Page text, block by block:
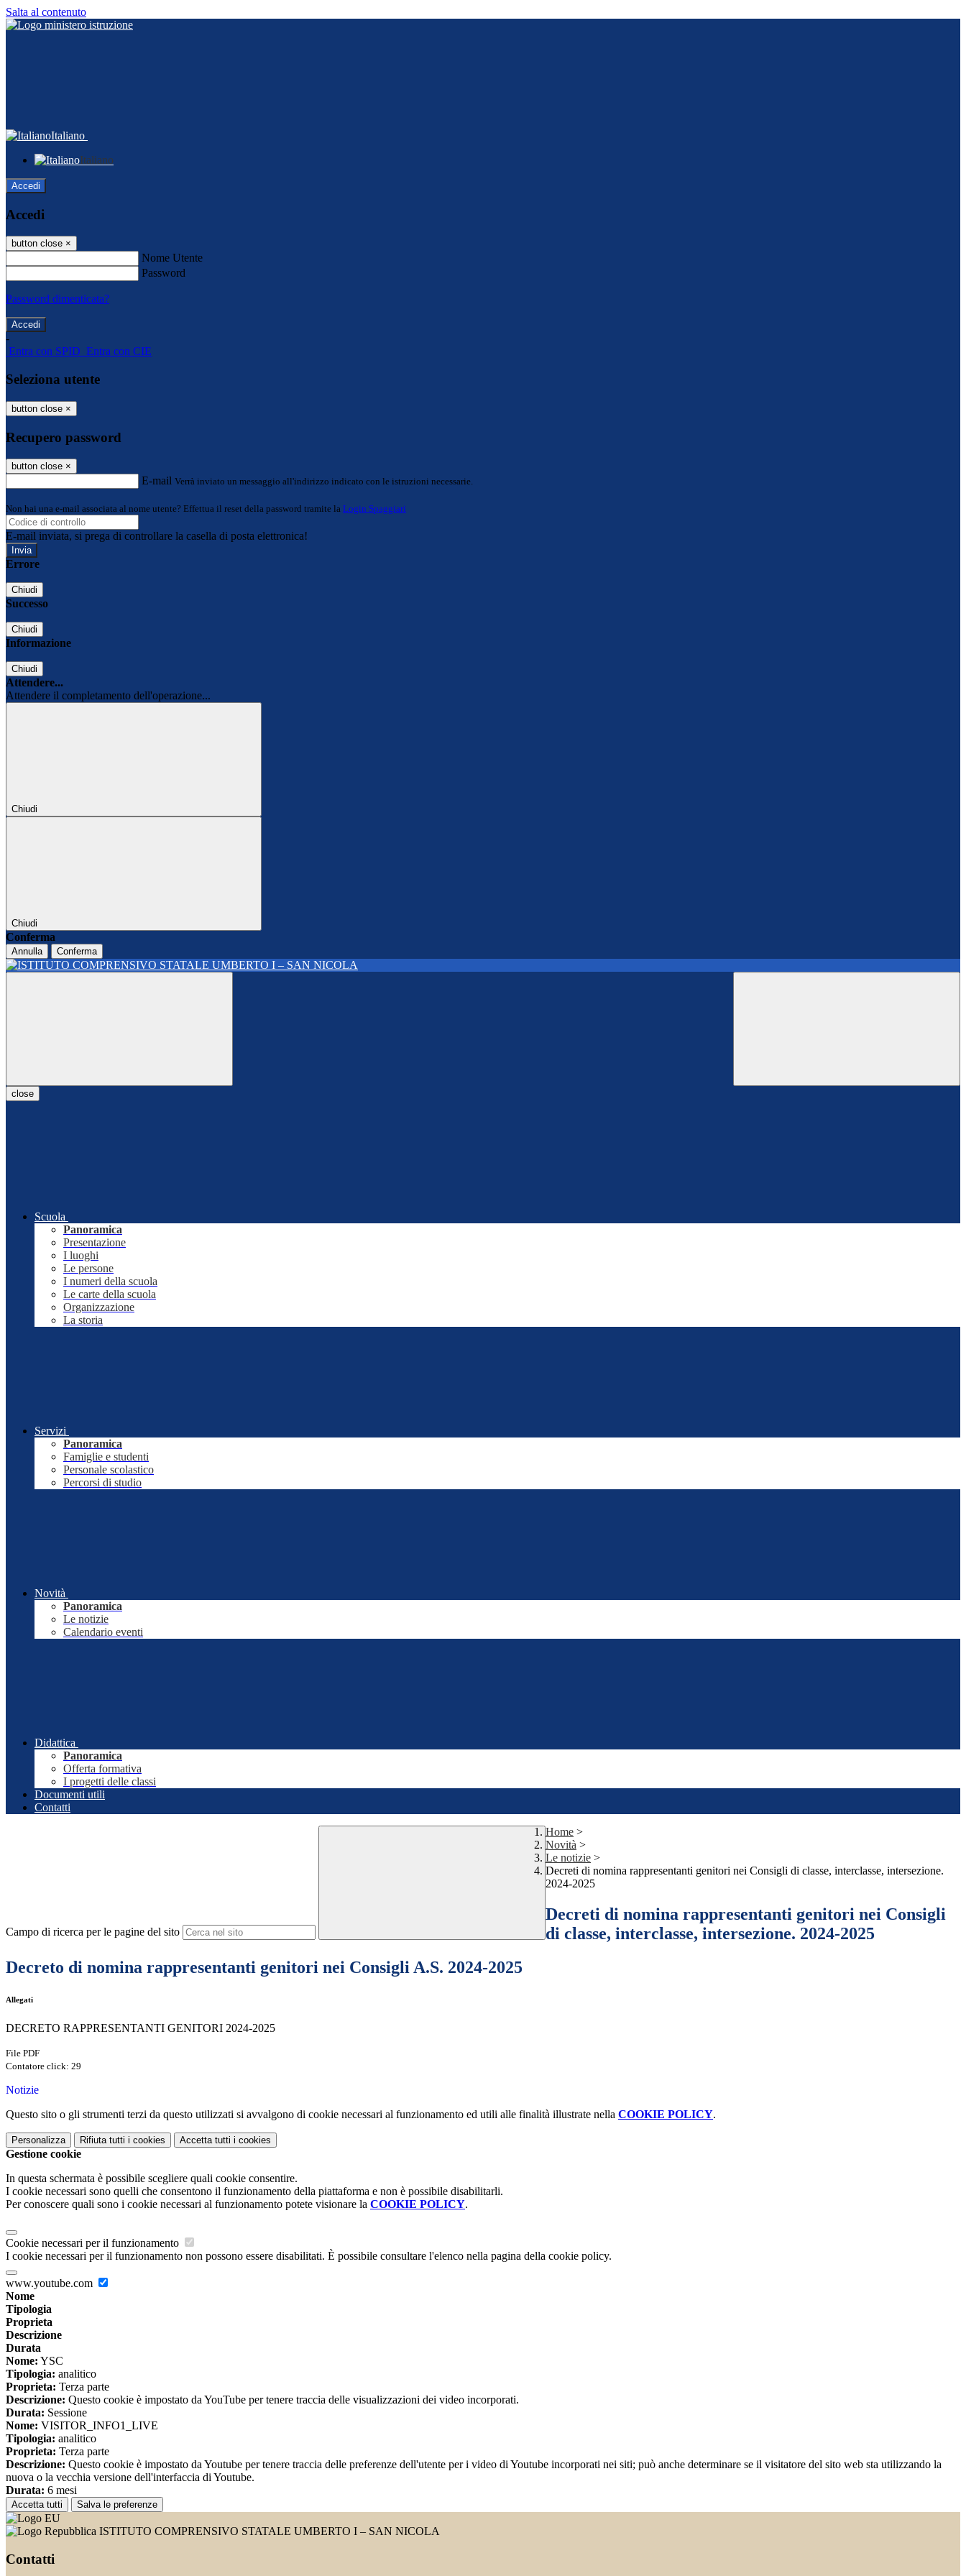
Salta al contenuto
Italiano
Italiano
Accedi
Accedi
button close ×
Nome Utente
Password
Password dimenticata?
-
Entra con SPID Entra con CIE
Seleziona utente
button close ×
Recupero password
button close ×
E-mail Verrà inviato un messaggio all'indirizzo indicato con le istruzioni necessarie.
Non hai una e-mail associata al nome utente? Effettua il reset della password tramite la Login Spaggiari
E-mail inviata, si prega di controllare la casella di posta elettronica!
Errore
Chiudi
Successo
Chiudi
Informazione
Chiudi
Attendere...
Attendere il completamento dell'operazione...
Chiudi
Chiudi
Conferma
Annulla Conferma
close
Scuola
Panoramica
Presentazione
I luoghi
Le persone
I numeri della scuola
Le carte della scuola
Organizzazione
La storia
Servizi
Panoramica
Famiglie e studenti
Personale scolastico
Percorsi di studio
Novità
Panoramica
Le notizie
Calendario eventi
Didattica
Panoramica
Offerta formativa
I progetti delle classi
Documenti utili
Contatti
Campo di ricerca per le pagine del sito
Home >
Novità >
Le notizie >
Decreti di nomina rappresentanti genitori nei Consigli di classe, interclasse, intersezione.
2024-2025
Decreti di nomina rappresentanti genitori nei Consigli
di classe, interclasse, intersezione. 2024-2025
Decreto di nomina rappresentanti genitori nei Consigli A.S. 2024-2025
Allegati
DECRETO RAPPRESENTANTI GENITORI 2024-2025
File PDF
Contatore click: 29
Notizie
Questo sito o gli strumenti terzi da questo utilizzati si avvalgono di cookie necessari al funzionamento ed utili alle finalità illustrate nella COOKIE POLICY.
Personalizza Rifiuta tutti i cookies Accetta tutti i cookies
Gestione cookie
In questa schermata è possibile scegliere quali cookie consentire.
I cookie necessari sono quelli che consentono il funzionamento della piattaforma e non è possibile disabilitarli.
Per conoscere quali sono i cookie necessari al funzionamento potete visionare la COOKIE POLICY.
Cookie necessari per il funzionamento
I cookie necessari per il funzionamento non possono essere disabilitati. È possibile consultare l'elenco nella pagina della cookie policy.
www.youtube.com
Nome
Tipologia
Proprieta
Descrizione
Durata
Nome: YSC
Tipologia: analitico
Proprieta: Terza parte
Descrizione: Questo cookie è impostato da YouTube per tenere traccia delle visualizzazioni dei video incorporati.
Durata: Sessione
Nome: VISITOR_INFO1_LIVE
Tipologia: analitico
Proprieta: Terza parte
Descrizione: Questo cookie è impostato da Youtube per tenere traccia delle preferenze dell'utente per i video di Youtube incorporati nei siti; può anche determinare se il visitatore del sito web sta utilizzando la
nuova o la vecchia versione dell'interfaccia di Youtube.
Durata: 6 mesi
Accetta tutti Salva le preferenze
ISTITUTO COMPRENSIVO STATALE UMBERTO I – SAN NICOLA
Contatti